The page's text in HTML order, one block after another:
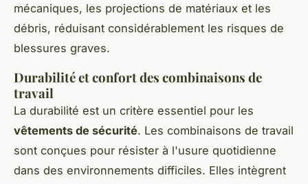
mécaniques, les projections de matériaux et les
débris, réduisant considérablement les risques de
blessures graves.
Durabilité et confort des combinaisons de
travail
La durabilité est un critère essentiel pour les
vêtements de sécurité. Les combinaisons de travail
sont conçues pour résister à l'usure quotidienne
dans des environnements difficiles. Elles intègrent